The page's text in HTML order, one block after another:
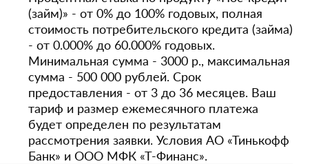
(займ)» - от 0% до 100% годовых, полная
стоимость потребительского кредита (займа)
- от 0.000% до 60.000% годовых.
Минимальная сумма - 3000 р., максимальная
сумма - 500 000 рублей. Срок
предоставления - от 3 до 36 месяцев. Ваш
тариф и размер ежемесячного платежа
будет определен по результатам
рассмотрения заявки. Условия АО «Тинькофф
Банк» и ООО МФК «Т-Финанс».